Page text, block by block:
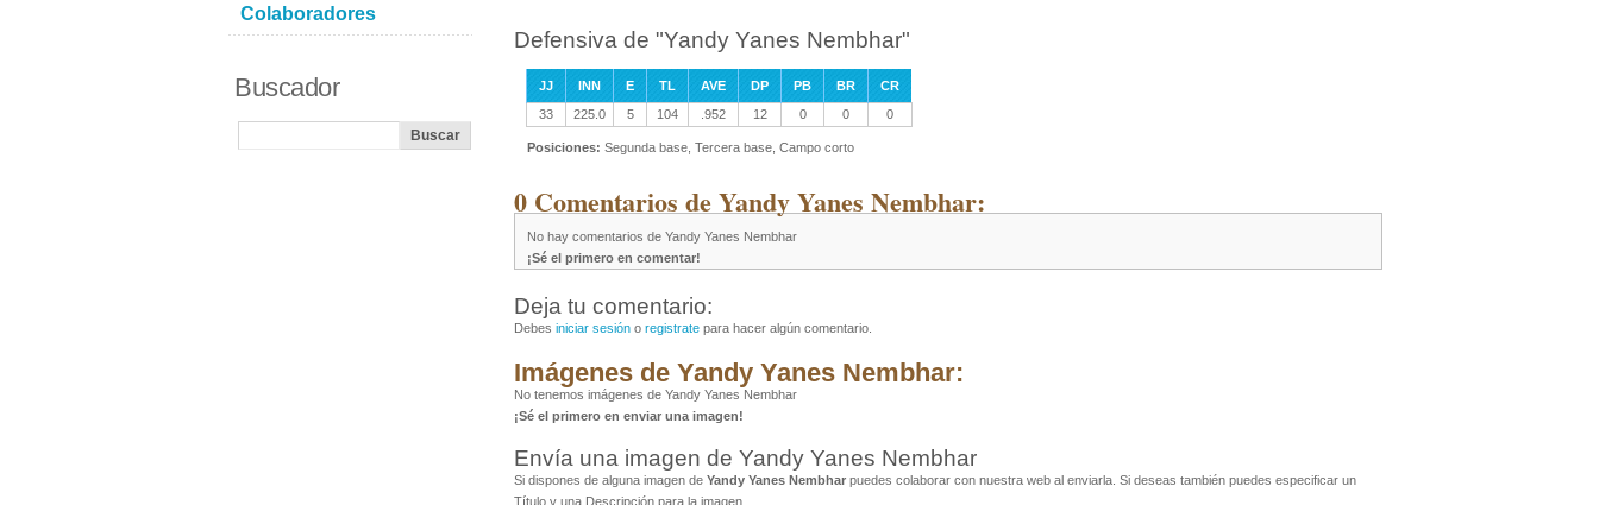
Defensiva de "Yandy Yanes Nembhar"
JJ INN E TL AVE DP PB BR
CR
33
225.0 5 104 .952 12 0 0 0
Posiciones: Segunda base, Tercera base, Campo corto
0 Comentarios de Yandy Yanes Nembhar:
No hay comentarios de Yandy Yanes Nembhar
¡Sé el primero en comentar!
Deja tu comentario:
Debes iniciar sesión o registrate para hacer algún comentario.
Imágenes de Yandy Yanes Nembhar:
No tenemos imágenes de Yandy Yanes Nembhar
¡Sé el primero en enviar una imagen!
Envía una imagen de Yandy Yanes Nembhar
Si dispones de alguna imagen de Yandy Yanes Nembhar puedes colaborar con nuestra web al enviarla. Si deseas también puedes especificar un
Título y una Descripción para la imagen.
Colaboradores
Buscador